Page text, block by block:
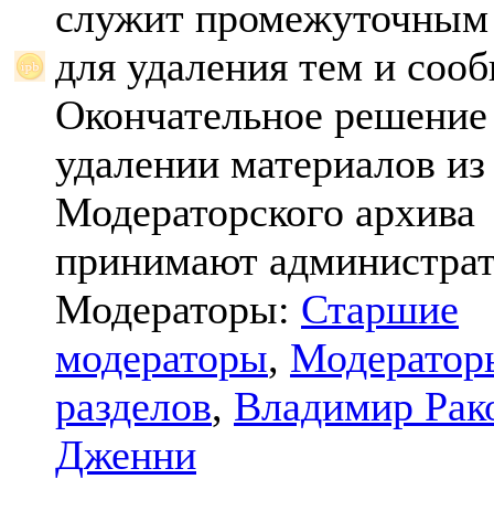
служит промежуточным
для удаления тем и
Окончательное
удалении материалов из
Модераторского архива
принимают
Модераторы: Старшие
модераторы,
разделов, Владимир
Дженни